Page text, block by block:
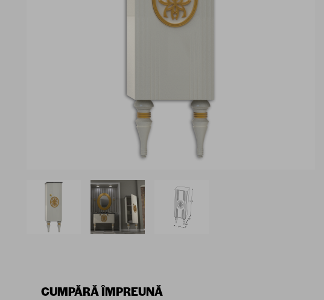
View larger imageView larger imageView larger image
CUMPĂRĂ ÎMPREUNĂ